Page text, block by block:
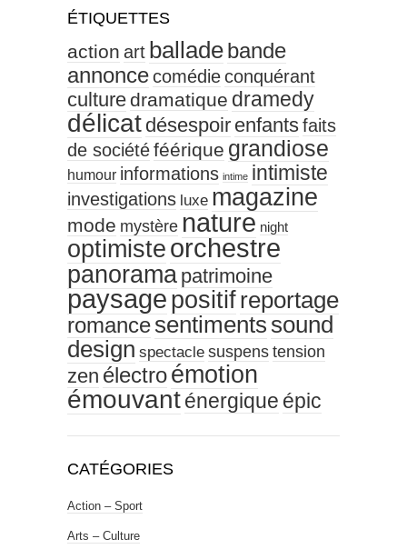
ÉTIQUETTES
action art balladebande
annoncecomédieconquérant
culturedramatique dramedy
délicat désespoir enfantsfaits
de sociétéféérique grandiose
humour informations intime intimiste
investigations luxe magazine
mode mystère nature night
optimisteorchestre
panorama patrimoine
paysagepositifreportage
romancesentiments sound
design spectacle suspens tension
zen électroémotion
émouvant énergique épic
CATÉGORIES
Action – Sport
Arts – Culture